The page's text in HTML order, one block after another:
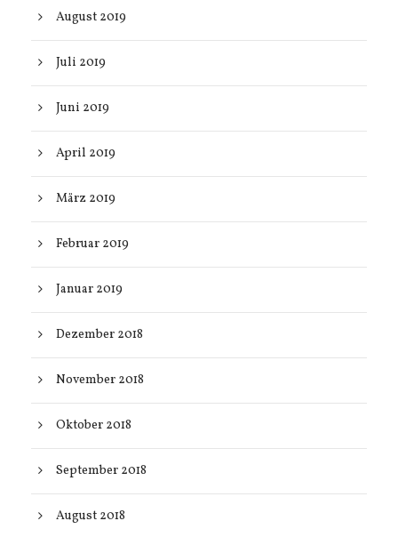
August 2019
Juli 2019
Juni 2019
April 2019
März 2019
Februar 2019
Januar 2019
Dezember 2018
November 2018
Oktober 2018
September 2018
August 2018